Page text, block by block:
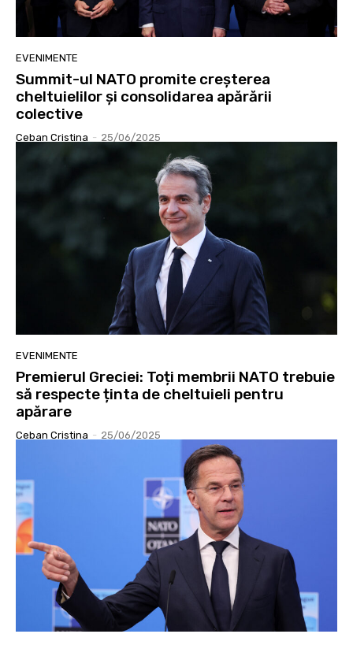
EVENIMENTE
Summit-ul NATO promite creșterea
cheltuielilor și consolidarea apărării
colective
Ceban Cristina - 25/06/2025
EVENIMENTE
Premierul Greciei: Toți membrii NATO trebuie
să respecte ținta de cheltuieli pentru
apărare
Ceban Cristina - 25/06/2025